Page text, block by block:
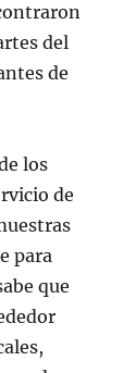
del
de
los
de
para
que